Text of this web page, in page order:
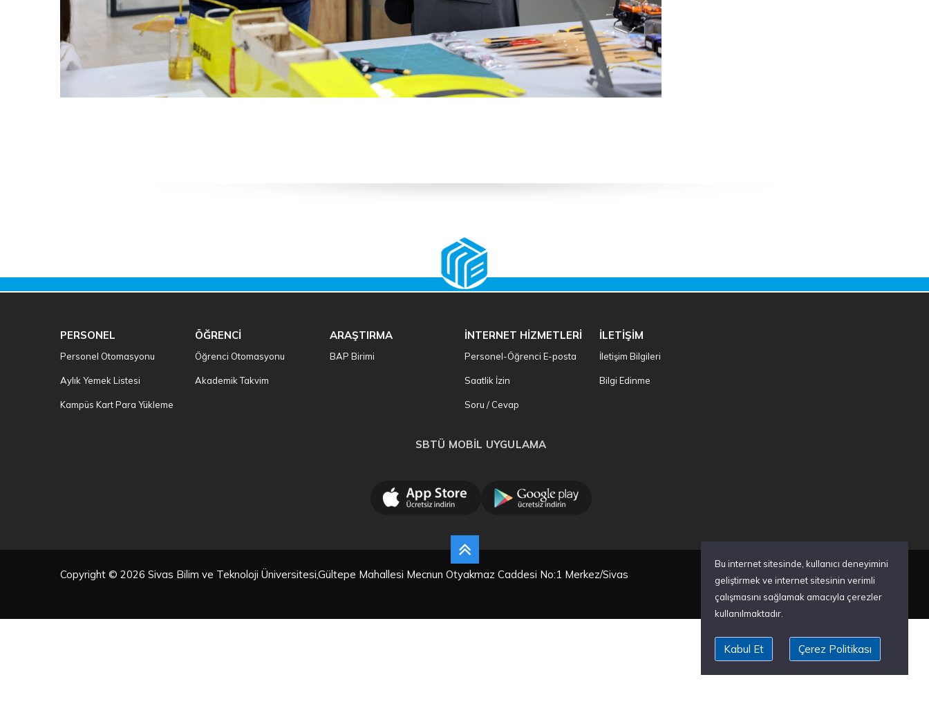
PERSONEL
Personel Otomasyonu
Aylık Yemek Listesi
Kampüs Kart Para Yükleme
ÖĞRENCİ
Öğrenci Otomasyonu
Akademik Takvim
ARAŞTIRMA
BAP Birimi
İNTERNET HİZMETLERİ
Personel-Öğrenci E-posta
Saatlik İzin
Soru / Cevap
İLETİŞİM
İletişim Bilgileri
Bilgi Edinme
SBTÜ MOBİL UYGULAMA
Copyright © 2026 Sivas Bilim ve Teknoloji Üniversitesi,Gültepe Mahallesi Mecnun Otyakmaz Caddesi No:1 Merkez/Sivas
Bu internet sitesinde, kullanıcı deneyimini
geliştirmek ve internet sitesinin verimli
çalışmasını sağlamak amacıyla çerezler
kullanılmaktadır.
Kabul Et Çerez Politikası